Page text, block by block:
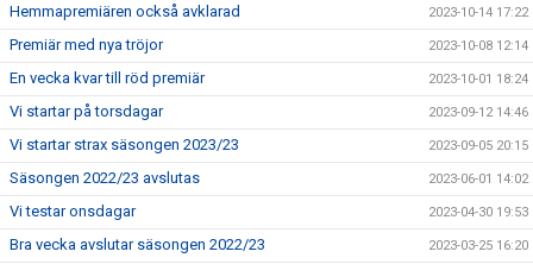
Hemmapremiären också avklarad 2023-10-14 17:22
Premiär med nya tröjor 2023-10-08 12:14
En vecka kvar till röd premiär 2023-10-01 18:24
Vi startar på torsdagar 2023-09-12 14:46
Vi startar strax säsongen 2023/23 2023-09-05 20:15
Säsongen 2022/23 avslutas 2023-06-01 14:02
Vi testar onsdagar 2023-04-30 19:53
Bra vecka avslutar säsongen 2022/23 2023-03-25 16:20